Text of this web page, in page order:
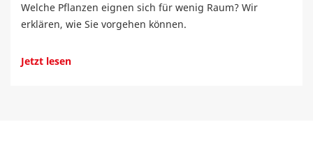
Welche Pflanzen eignen sich für wenig Raum? Wir
erklären, wie Sie vorgehen können.
Jetzt lesen